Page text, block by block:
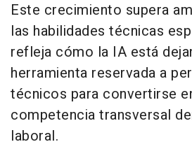
Este crecimiento supera
las habilidades técnicas
refleja cómo la IA está
herramienta reservada a
técnicos para convertirse
competencia transversal
laboral.